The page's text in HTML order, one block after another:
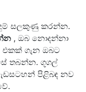
සලකුණු කරන්න.
, ඔබ නොදන්නා
ගැන ඔබට
තබන්න. ගූගල්
පිළිබඳ නව